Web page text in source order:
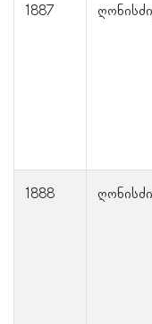
1887
1888